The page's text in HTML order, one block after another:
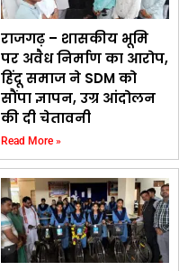
राजगढ़ – शासकीय भूमि
पर अवैध निर्माण का आरोप,
हिंदू समाज ने SDM को
सौंपा ज्ञापन, उग्र आंदोलन
की दी चेतावनी
Read More »